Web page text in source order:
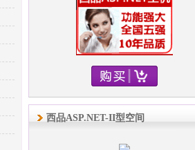
西品ASP.NET-II型空间